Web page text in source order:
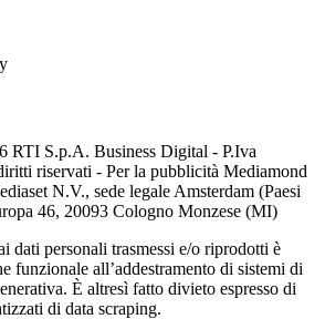
RTI S.p.A. Business Digital - P.Iva
riservati - Per la pubblicità Mediamond
N.V., sede legale Amsterdam (Paesi
46, 20093 Cologno Monzese (MI)
dati personali trasmessi e/o riprodotti è
funzionale all’addestramento di sistemi di
È altresì fatto divieto espresso di
di data scraping.